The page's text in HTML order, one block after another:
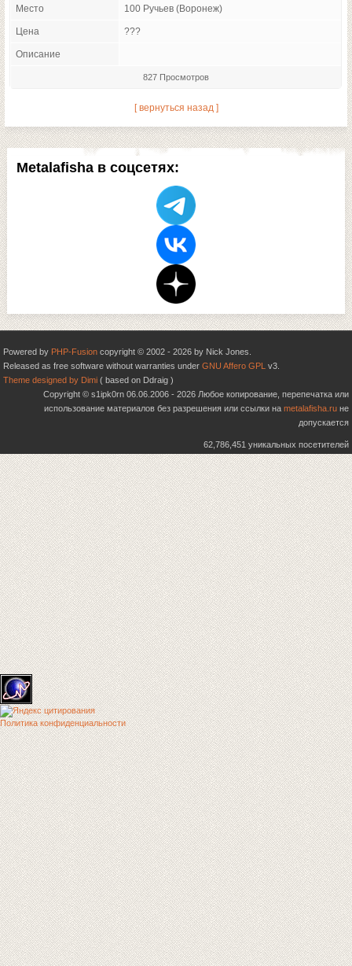
Metalafisha в соцсетях:
Место 100 Ручьев (Воронеж)
Цена ???
Описание
827 Просмотров
[ вернуться назад ]
Powered by PHP-Fusion copyright © 2002 - 2026 by Nick Jones.
Released as free software without warranties under GNU Affero GPL v3.
Theme designed by Dimi ( based on Ddraig )
Copyright © s1ipk0rn 06.06.2006 - 2026 Любое копирование, перепечатка или
использование материалов без разрешения или ссылки на metalafisha.ru не
допускается
62,786,451 уникальных посетителей
Политика конфиденциальности